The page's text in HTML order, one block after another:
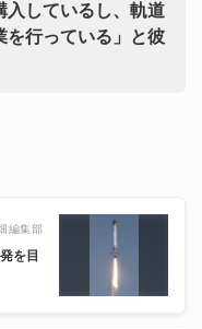
入しているし、軌道
を行っている」と彼
編集部
を目